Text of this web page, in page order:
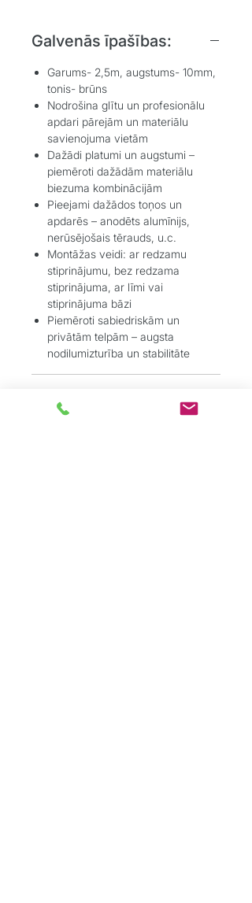
Galvenās īpašības:
Garums- 2,5m, augstums- 10mm,
tonis- brūns
Nodrošina glītu un profesionālu
apdari pārejām un materiālu
savienojuma vietām
Dažādi platumi un augstumi –
piemēroti dažādām materiālu
biezuma kombinācijām
Pieejami dažādos toņos un
apdarēs – anodēts alumīnijs,
nerūsējošais tērauds, u.c.
Montāžas veidi: ar redzamu
stiprinājumu, bez redzama
stiprinājuma, ar līmi vai
stiprinājuma bāzi
Piemēroti sabiedriskām un
privātām telpām – augsta
nodilumizturība un stabilitāte
Pielietojums: